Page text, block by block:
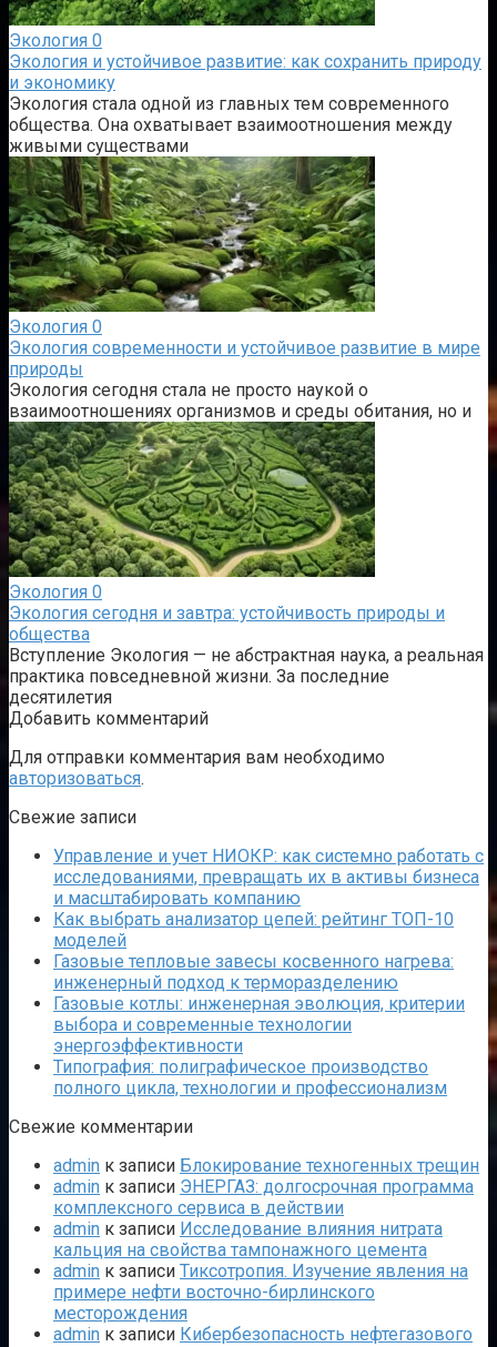
Экология 0
Экология и устойчивое развитие: как сохранить природу
и экономику
Экология стала одной из главных тем современного
общества. Она охватывает взаимоотношения между
живыми существами
Экология 0
Экология современности и устойчивое развитие в мире
природы
Экология сегодня стала не просто наукой о
взаимоотношениях организмов и среды обитания, но и
Экология 0
Экология сегодня и завтра: устойчивость природы и
общества
Вступление Экология — не абстрактная наука, а реальная
практика повседневной жизни. За последние
десятилетия
Добавить комментарий
Для отправки комментария вам необходимо
авторизоваться.
Свежие записи
Управление и учет НИОКР: как системно работать с
исследованиями, превращать их в активы бизнеса
и масштабировать компанию
Как выбрать анализатор цепей: рейтинг ТОП-10
моделей
Газовые тепловые завесы косвенного нагрева:
инженерный подход к терморазделению
Газовые котлы: инженерная эволюция, критерии
выбора и современные технологии
энергоэффективности
Типография: полиграфическое производство
полного цикла, технологии и профессионализм
Свежие комментарии
admin к записи Блокирование техногенных трещин
admin к записи ЭНЕРГАЗ: долгосрочная программа
комплексного сервиса в действии
admin к записи Исследование влияния нитрата
кальция на свойства тампонажного цемента
admin к записи Тиксотропия. Изучение явления на
примере нефти восточно-бирлинского
месторождения
admin к записи Кибербезопасность нефтегазового